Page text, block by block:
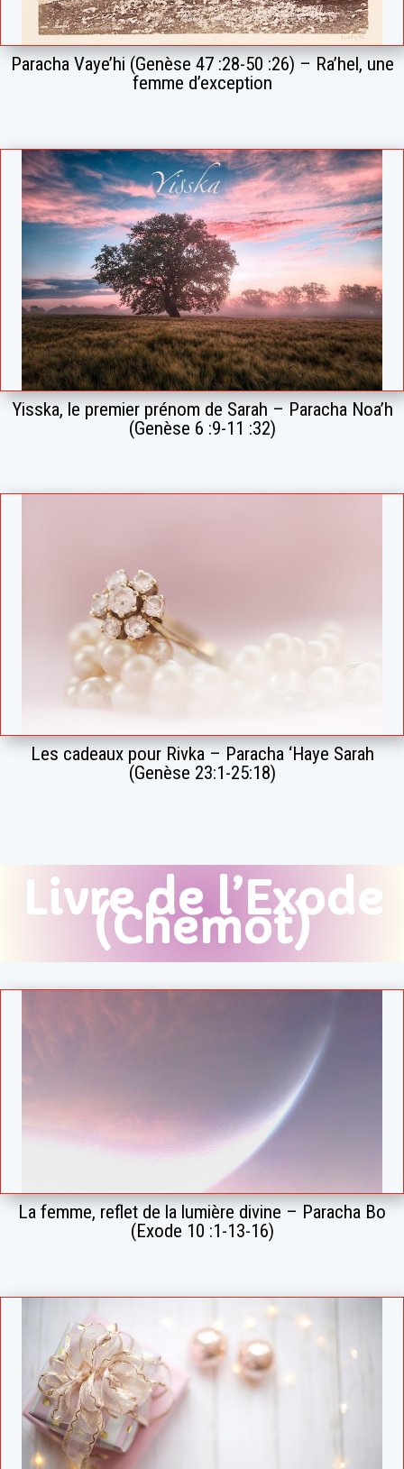
Paracha Vaye’hi (Genèse 47 :28-50 :26) – Ra’hel, une
femme d’exception
Yisska, le premier prénom de Sarah – Paracha Noa’h
(Genèse 6 :9-11 :32)
Les cadeaux pour Rivka – Paracha ‘Haye Sarah
(Genèse 23:1-25:18)
Livre de l’Exode
(Chemot)
La femme, reflet de la lumière divine – Paracha Bo
(Exode 10 :1-13-16)